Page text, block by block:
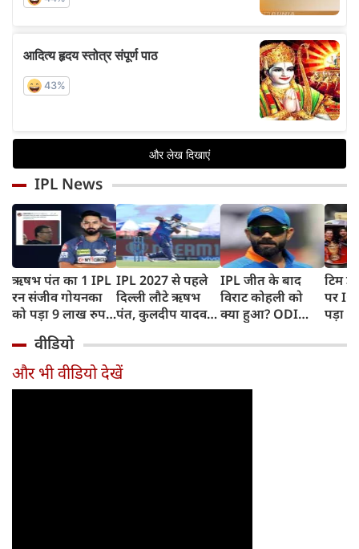
IPL News
ऋषभ पंत का 1 IPL
रन संजीव गोयनका
को पड़ा 9 लाख रुपए
IPL 2027 से पहले
दिल्ली लौटे ऋषभ
पंत, कुलदीप यादव
IPL जीत के बाद
विराट कोहली को
क्या हुआ? ODI
बाहर होने की खबर ने
टिम
पर
पड़ा
फिंगर
वीडियो
और भी वीडियो देखें